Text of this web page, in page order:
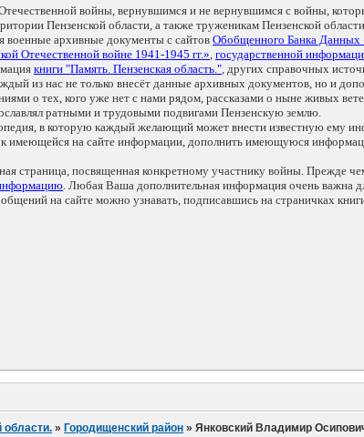
войны, вернувшимся и не вернувшимся с войны,
Пензенской области, а также труженикам Пензенской
военные архивные документы с сайтов Обобщенного Банка
Отечественной войне 1941-1945 гг.», государственной
книги "Память. Пензенская область.", других справочных
из нас не только внесёт данные архивных документов, но и
о тех, кого уже нет с нами рядом, рассказами о ныне живых
ратными и трудовыми подвигами Пензенскую землю.
в которую каждый желающий может внести известную ему
имеющейся на сайте информации, дополнить имеющуюся
страница, посвященная конкретному участнику войны. Прежде
. Любая Ваша дополнительная информация очень важна
на сайте можно узнавать, подписавшись на страничках
области. » Городищенский район »Янковский Владимир